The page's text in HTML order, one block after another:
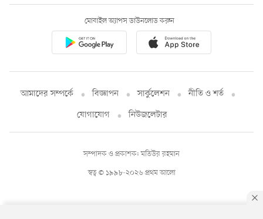
মোবাইল অ্যাপস ডাউনলোড করুন
আমাদের সম্পর্কে বিজ্ঞাপন সার্কুলেশন
নীতি ও শর্ত
যোগাযোগ
নিউজলেটার
স্বত্ব © ১৯৯৮-২০২৬ প্রথম আলো
সম্পাদক ও প্রকাশক: মতিউর রহমান